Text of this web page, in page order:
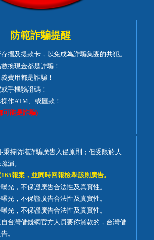
防範詐騙提醒
摺及提款卡，以免成為詐騙集團的共犯。
換現金都是詐騙！
費用都是詐騙！
手機驗證碼！
作ATM、或匯款！
可能是詐騙)
秉持防堵詐騙廣告入侵原則；但受限於人
漏。
報案，並同時回報檢舉該則廣告。
光，不保證廣告合法性及真實性。
光，不保證廣告合法性及真實性。
光，不保證廣告合法性及真實性。
台灣借錢網官方人員要你貸款的，台灣借
。